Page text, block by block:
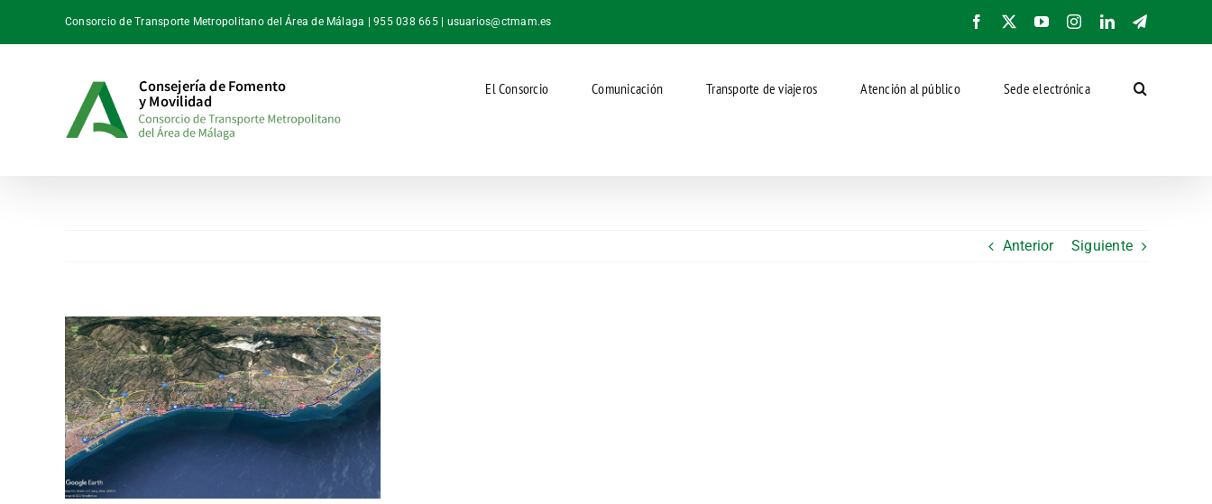
Consorcio de Transporte Metropolitano del Área de Málaga | 955 038 665 | usuarios@ctmam.es Facebook YouTubeInstagramLinkedInTelegram
El Consorcio Comunicación Transporte de viajeros Atención al público Sede electrónica
Anterior Siguiente
Ver
imagen
más
grande